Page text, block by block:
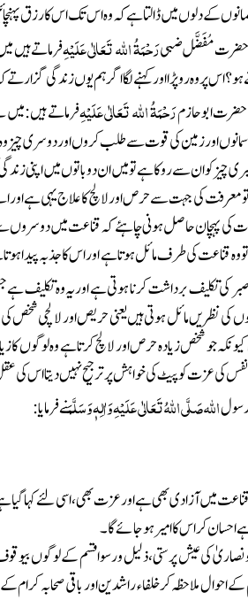
کے دلوں میں ڈالتا ہے کہ وہ اس تک اس کا رزق
حضرت مُفَضَّل ضبیرَحْمَۃُ اللہ تَعَالٰی عَلَیْہِفرماتے ہیں
اس پر وہ رو پڑا اور کہنے لگا اگر ہم یوں زندگی گزارتے
حضرت ابو حازمرَحْمَۃُ اللہ تَعَالٰی عَلَیْہِفرماتے ہیں :
اور زمین کی قوت سے طلب کروں اور دوسری چیز
کو ان سے روکا ہے تو میں ان دو باتوں میں اپنی
تو معرفت کی جہت سے حرص اور لالچ کا علاج یہی ہے اور
کی پہچان حاصل ہونی چاہئے کہ قناعت میں دوسروں
وہ قناعت کی طرف مائل ہوتا ہے اور اس کا جذبہ
کی تکلیف برداشت کرنا ہوتی ہے اوریہ وہ تکلیف
نظریں مائل ہوتی ہیں یعنی حریص اور لالچی شخص
جو شخص زیادہ حرص اور لالچ کرتا ہے وہ لوگوں کا
کی عزت کو پیٹ کی خواہش پر ترجیح نہیں دیتا اس
اللہصَلَّی اللہُ تَعَالٰی عَلَیْہِ وَاٰلِہٖ وَسَلَّمَنے فرمایا :
قناعت میں آزادی بھی ہے اور عزت بھی، اسی لئے کہا
احسان کر اس کا امیر ہوجائے گا۔
نصاریٰ کی عیش پرستی، ذلیل ورسوا قسم کے لوگوں
کے احوال ملاحظہ کر خلفاء راشدین اور باقی صحابہ